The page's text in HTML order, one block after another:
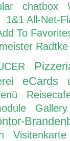
chatbox
1&1 All-Net-
To
Radtke
eCards
Gallery
Visitenkarte